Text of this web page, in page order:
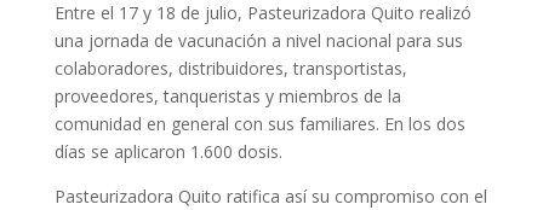
Entre el 17 y 18 de julio, Pasteurizadora Quito realizó
una jornada de vacunación a nivel nacional para sus
colaboradores, distribuidores, transportistas,
proveedores, tanqueristas y miembros de la
comunidad en general con sus familiares. En los dos
días se aplicaron 1.600 dosis.
Pasteurizadora Quito ratifica así su compromiso con el